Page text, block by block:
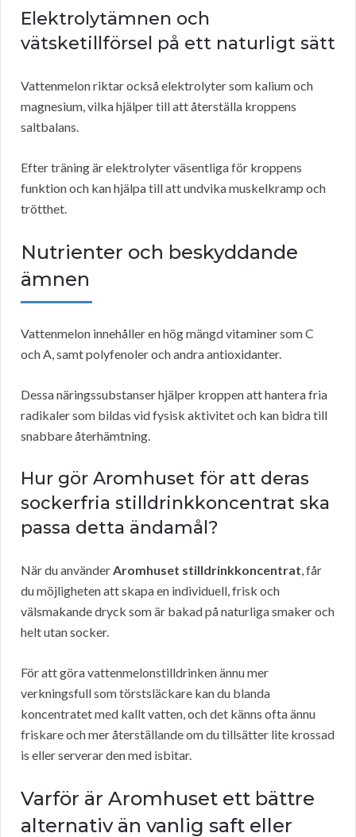
Elektrolytämnen och
vätsketillförsel på ett naturligt sätt
Vattenmelon riktar också elektrolyter som kalium och
magnesium, vilka hjälper till att återställa kroppens
saltbalans.
Efter träning är elektrolyter väsentliga för kroppens
funktion och kan hjälpa till att undvika muskelkramp och
trötthet.
Nutrienter och beskyddande
ämnen
Vattenmelon innehåller en hög mängd vitaminer som C
och A, samt polyfenoler och andra antioxidanter.
Dessa näringssubstanser hjälper kroppen att hantera fria
radikaler som bildas vid fysisk aktivitet och kan bidra till
snabbare återhämtning.
Hur gör Aromhuset för att deras
sockerfria stilldrinkkoncentrat ska
passa detta ändamål?
När du använderAromhuset stilldrinkkoncentrat, får
du möjligheten att skapa en individuell, frisk och
välsmakande dryck som är bakad på naturliga smaker och
helt utan socker.
För att göra vattenmelonstilldrinken ännu mer
verkningsfull som törstsläckare kan du blanda
koncentratet med kallt vatten, och det känns ofta ännu
friskare och mer återställande om du tillsätter lite krossad
is eller serverar den med isbitar.
Varför är Aromhuset ett bättre
alternativ än vanlig saft eller